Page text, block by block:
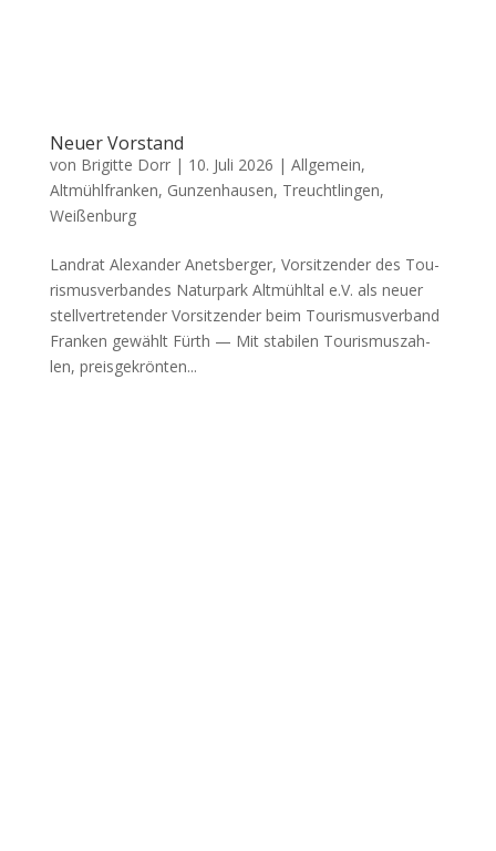
Neuer Vorstand
von Brigitte Dorr| 10. Juli 2026 | Allgemein,
Altmühlfranken, Gunzenhausen, Treuchtlingen,
Weißenburg
Land­rat Alex­an­der Anets­ber­ger, Vor­sit­zen­der des Tou­
ris­mus­ver­ban­des Natur­park Alt­mühl­tal e.V. als neu­er
stell­ver­tre­ten­der Vor­sit­zen­der beim Tou­ris­mus­ver­band
Fran­ken gewählt Fürth — Mit sta­bi­len Tou­ris­mus­zah­
len, preis­ge­krön­ten...